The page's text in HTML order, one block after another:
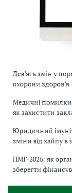
Дев’ять змін у
охорони здоров’я
Медичні помилки
як захистити
Юридичний
зміни від хайпу в
ПМГ-2026: як
зберегти